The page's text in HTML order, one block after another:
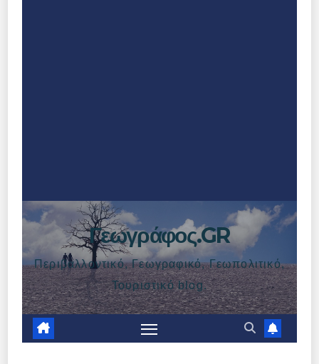
Γεωγράφος.GR
Περιβαλλοντικό, Γεωγραφικό, Γεωπολιτικό,
Τουριστικό blog.